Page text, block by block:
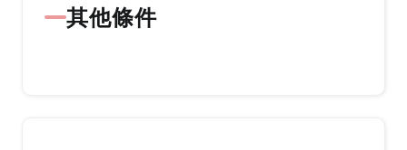
其他條件